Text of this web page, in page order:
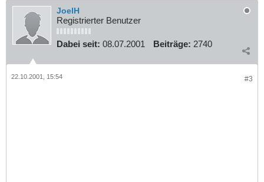
JoelH
Registrierter Benutzer
Dabei seit: 08.07.2001 Beiträge: 2740
#3
22.10.2001, 15:54